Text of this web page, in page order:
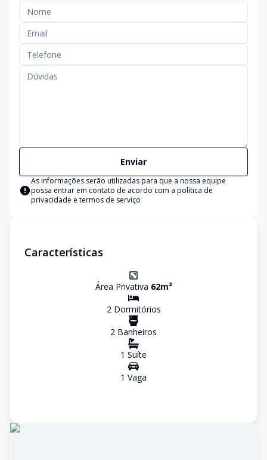
Enviar
As informações serão utilizadas para que a nossa equipe
possa entrar em contato de acordo com a política de
privacidade e termos de serviço
Características
Área Privativa 62m²
2Dormitórios
2 Banheiros
1 Suíte
1 Vaga